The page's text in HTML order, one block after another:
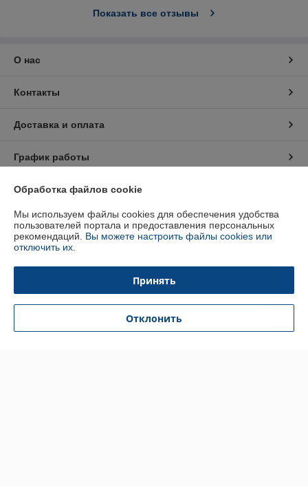
Показать все отзывы
О нас
Контакты
Доставка и оплата
График работы
Полная версия сайта
Политика обработки cookies
Сайт создан на платформе Deal.by
Обработка файлов cookie
Мы используем файлы cookies для обеспечения удобства
пользователей портала и предоставления персональных
рекомендаций. Вы можете настроить файлы cookies или
отключить их.
Принять
Отклонить